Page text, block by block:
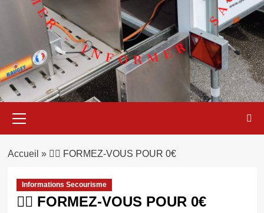
principal
Accueil » 👍🏻 FORMEZ-VOUS POUR 0€
Informations Secourisme
👍🏻 FORMEZ-VOUS POUR 0€